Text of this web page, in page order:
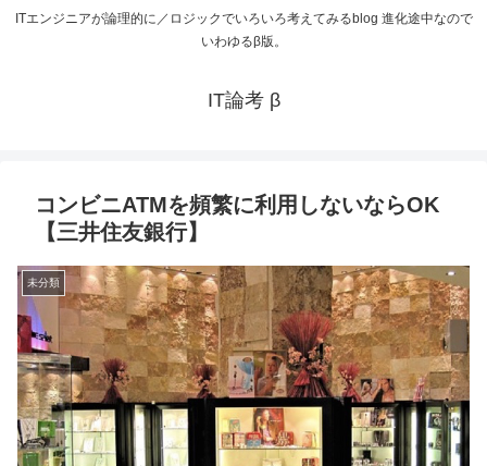
ITエンジニアが論理的に／ロジックでいろいろ考えてみるblog 進化途中なので
いわゆるβ版。
IT論考 β
コンビニATMを頻繁に利用しないならOK
【三井住友銀行】
未分類